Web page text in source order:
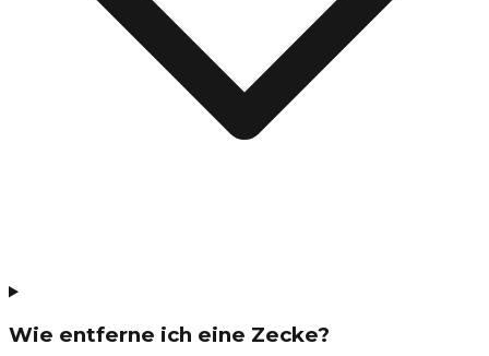
Wie entferne ich eine Zecke?